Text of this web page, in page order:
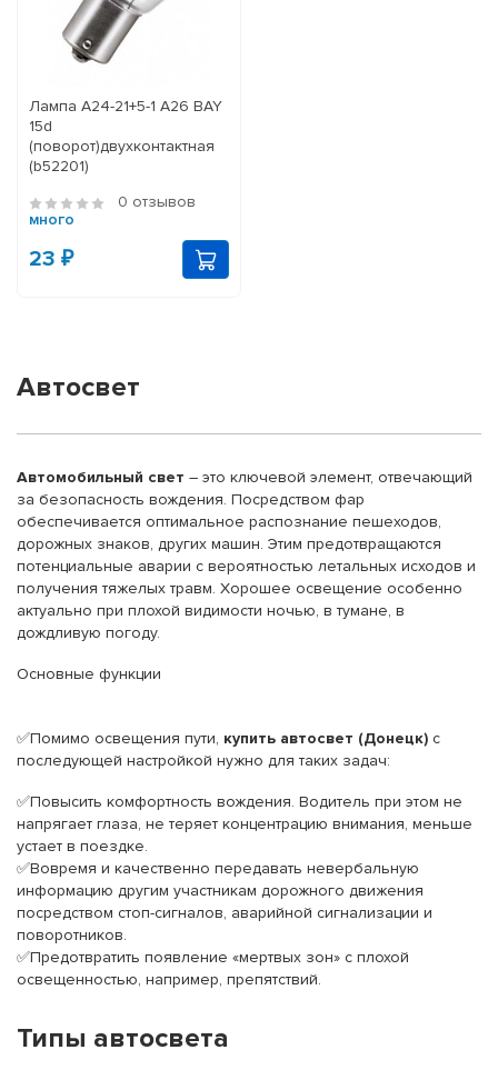
Лампа А24-21+5-1 A26 BAY
15d
(поворот)двухконтактная
(b52201)
0 отзывов
много
23 ₽
Автосвет
Автомобильный свет – это ключевой элемент, отвечающий
за безопасность вождения. Посредством фар
обеспечивается оптимальное распознание пешеходов,
дорожных знаков, других машин. Этим предотвращаются
потенциальные аварии с вероятностью летальных исходов и
получения тяжелых травм. Хорошее освещение особенно
актуально при плохой видимости ночью, в тумане, в
дождливую погоду.
Основные функции
✅Помимо освещения пути, купить автосвет (Донецк) с
последующей настройкой нужно для таких задач:
✅Повысить комфортность вождения. Водитель при этом не
напрягает глаза, не теряет концентрацию внимания, меньше
устает в поездке.
✅Вовремя и качественно передавать невербальную
информацию другим участникам дорожного движения
посредством стоп-сигналов, аварийной сигнализации и
поворотников.
✅Предотвратить появление «мертвых зон» с плохой
освещенностью, например, препятствий.
Типы автосвета